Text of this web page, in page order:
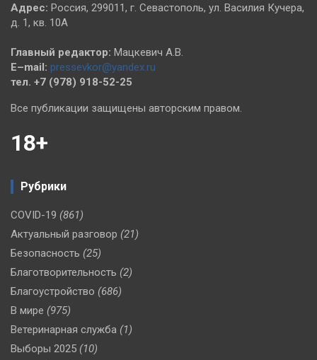
Адрес: Россия, 299011, г. Севастополь, ул. Василия Кучера,
д. 1, кв. 10А
Главный редактор: Мацкевич А.В.
E–mail: pressevkor@yandex.ru
тел. +7 (978) 918-52-25
Все публикации защищены авторским правом.
18+
Рубрики
COVID-19 (861)
Актуальный разговор (21)
Безопасность (25)
Благотворительность (2)
Благоустройство (686)
В мире (975)
Ветеринарная служба (1)
Выборы 2025 (10)